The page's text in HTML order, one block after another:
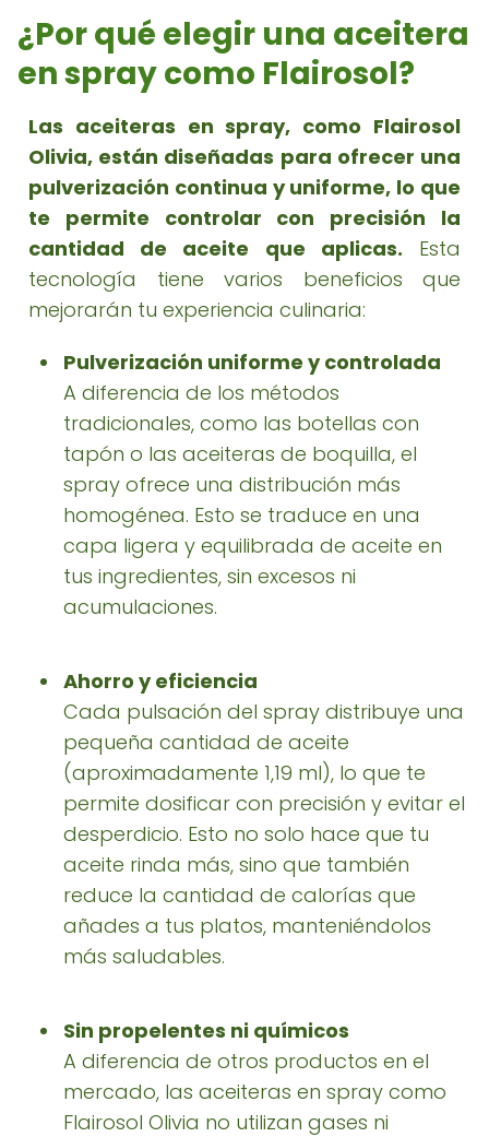
¿Por qué elegir una aceitera
en spray como Flairosol?
Las aceiteras en spray, como Flairosol
Olivia, están diseñadas para ofrecer una
pulverización continua y uniforme, lo que
te permite controlar con precisión la
cantidad de aceite que aplicas. Esta
tecnología tiene varios beneficios que
mejorarán tu experiencia culinaria:
Pulverización uniforme y controlada
A diferencia de los métodos
tradicionales, como las botellas con
tapón o las aceiteras de boquilla, el
spray ofrece una distribución más
homogénea. Esto se traduce en una
capa ligera y equilibrada de aceite en
tus ingredientes, sin excesos ni
acumulaciones.
Ahorro y eficiencia
Cada pulsación del spray distribuye una
pequeña cantidad de aceite
(aproximadamente 1,19 ml), lo que te
permite dosificar con precisión y evitar el
desperdicio. Esto no solo hace que tu
aceite rinda más, sino que también
reduce la cantidad de calorías que
añades a tus platos, manteniéndolos
más saludables.
Sin propelentes ni químicos
A diferencia de otros productos en el
mercado, las aceiteras en spray como
Flairosol Olivia no utilizan gases ni